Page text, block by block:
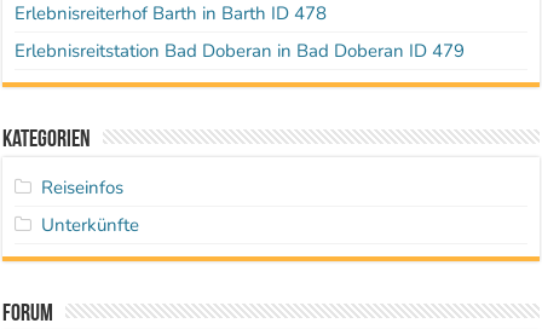
Erlebnisreiterhof Barth in Barth ID 478
Erlebnisreitstation Bad Doberan in Bad Doberan ID 479
Kategorien
Reiseinfos
Unterkünfte
Forum